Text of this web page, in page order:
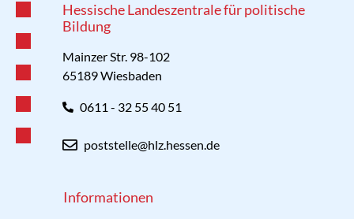
Hessische Landeszentrale für politische
Bildung
Mainzer Str. 98-102
65189 Wiesbaden
0611 - 32 55 40 51
poststelle@hlz.hessen.de
Informationen